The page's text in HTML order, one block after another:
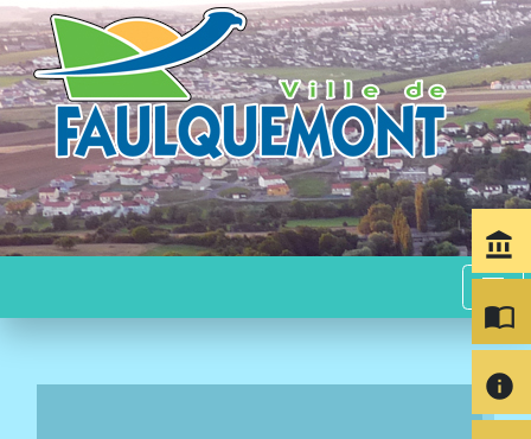
menu
account_balance
import_contacts
info